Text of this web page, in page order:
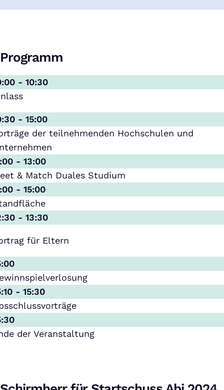
Programm
- 10:30
- 15:00
der teilnehmenden Hochschulen und
- 13:00
& Match Duales Studium
- 15:00
- 13:30
für Eltern
- 15:30
der Veranstaltung